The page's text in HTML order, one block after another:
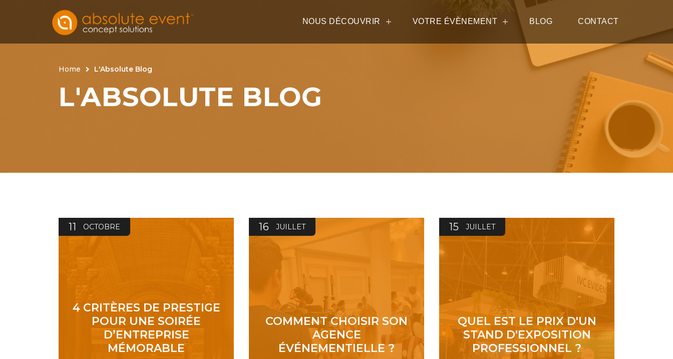
NOUS DÉCOUVRIR VOTRE ÉVÈNEMENT BLOG CONTACT
Home L'Absolute Blog
L'ABSOLUTE BLOG
11 OCTOBRE
4 CRITÈRES DE PRESTIGE
POUR UNE SOIRÉE
D’ENTREPRISE
MÉMORABLE
16 JUILLET
COMMENT CHOISIR SON
AGENCE
ÉVÉNEMENTIELLE ?
15 JUILLET
QUEL EST LE PRIX D'UN
STAND D'EXPOSITION
PROFESSIONNEL ?